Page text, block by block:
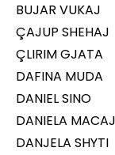
BUJAR VUKAJ
ÇAJUP SHEHAJ
ÇLIRIM GJATA
DAFINA MUDA
DANIEL SINO
DANIELA
DANJELA SHYTI